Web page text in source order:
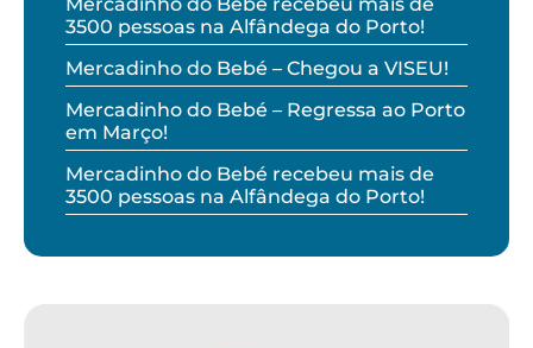
3500 pessoas na Alfândega do Porto!
Mercadinho do Bebé – Chegou a VISEU!
Mercadinho do Bebé – Regressa ao Porto
em Março!
Mercadinho do Bebé recebeu mais de
3500 pessoas na Alfândega do Porto!